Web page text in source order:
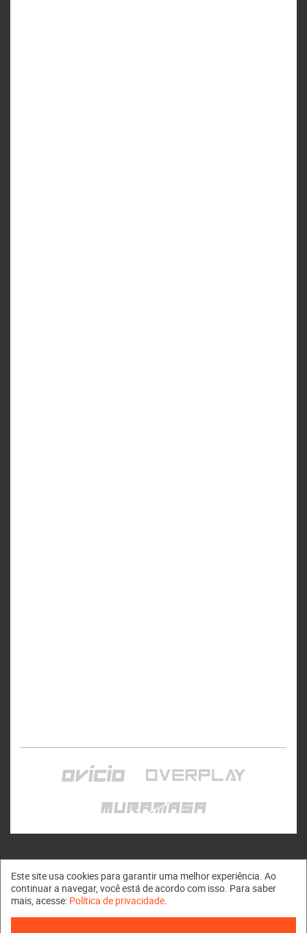
Muramasa © 2011 - 2026
Este site usa cookies para garantir uma melhor experiência. Ao
continuar a navegar, você está de acordo com isso. Para saber
mais, acesse: Política de privacidade.